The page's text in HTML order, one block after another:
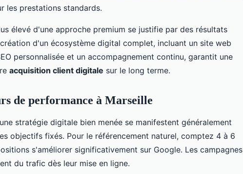
les prestations standards.
élevé d'une approche premium se justifie par des résultats
d'un écosystème digital complet, incluant un site web
personnalisée et un accompagnement continu, garantit une
acquisition client digitale sur le long terme.
de performance à Marseille
stratégie digitale bien menée se manifestent généralement
objectifs fixés. Pour le référencement naturel, comptez 4 à 6
s'améliorer significativement sur Google. Les campagnes
du trafic dès leur mise en ligne.